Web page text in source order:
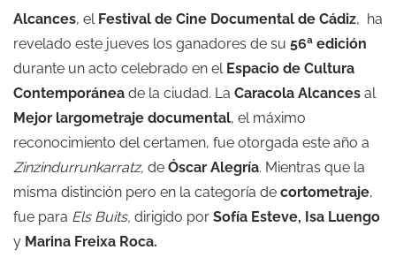
Alcances, el Festival de Cine Documental de Cádiz, ha
revelado este jueves los ganadores de su 56ª edición
durante un acto celebrado en el Espacio de Cultura
Contemporánea de la ciudad. La Caracola Alcances al
Mejor largometraje documental, el máximo
reconocimiento del certamen, fue otorgada este año a
Zinzindurrunkarratz, de Óscar Alegría. Mientras que la
misma distinción pero en la categoría de cortometraje,
fue para Els Buits, dirigido por Sofía Esteve, Isa Luengo
y Marina Freixa Roca.